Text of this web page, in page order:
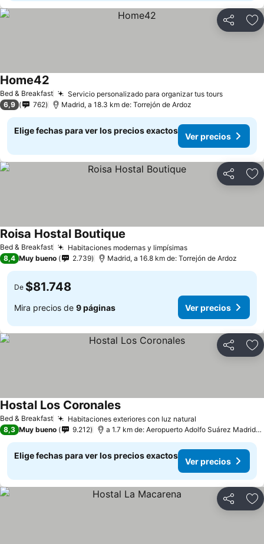
Compartir
Bed & Breakfast Servicio personalizado para organizar tus toursVer
Home42
6,9 762 Madrid, a 18.3 km de: Torrejón de Ardoz
Elige fechas para ver los precios exactos
Ver precios
Compartir
Bed & Breakfast Habitaciones modernas y limpísimasVer precios
Roisa Hostal Boutique
8,4 Muy bueno 2.739 Madrid, a 16.8 km de: Torrejón de Ardoz
De $81.748
Mira precios de 9 páginas Ver precios
Compartir
Bed & Breakfast Habitaciones exteriores con luz natural
Hostal Los CoronalesVer precios
8,3 Muy bueno 9.212 a 1.7 km de: Aeropuerto Adolfo Suárez
Elige fechas para ver los precios exactos
Ver precios
Compartir